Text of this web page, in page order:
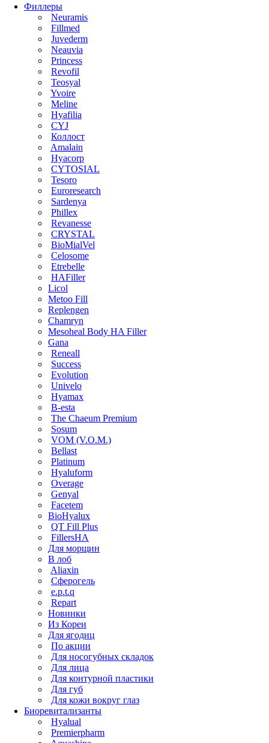
Филлеры
Neuramis
Fillmed
Juvederm
Neauvia
Princess
Revofil
Teosyal
Yvoire
Meline
Hyafilia
CYJ
Коллост
Amalain
Hyacorp
CYTOSIAL
Tesoro
Euroresearch
Sardenya
Phillex
Revanesse
CRYSTAL
BioMialVel
Celosome
Etrebelle
HAFiller
Licol
Metoo Fill
Replengen
Chamryn
Mesoheal Body HA Filler
Gana
Reneall
Success
Evolution
Univelo
Hyamax
B-esta
The Chaeum Premium
Sosum
VOM (V.O.M.)
Bellast
Platinum
Hyaluform
Overage
Genyal
Facetem
BioHyalux
QT Fill Plus
FillersHA
Для морщин
В лоб
Aliaxin
Сферогель
e.p.t.q
Repart
Новинки
Из Кореи
Для ягодиц
По акции
Для носогубных складок
Для лица
Для контурной пластики
Для губ
Для кожи вокруг глаз
Биоревитализанты
Hyalual
Premierpharm